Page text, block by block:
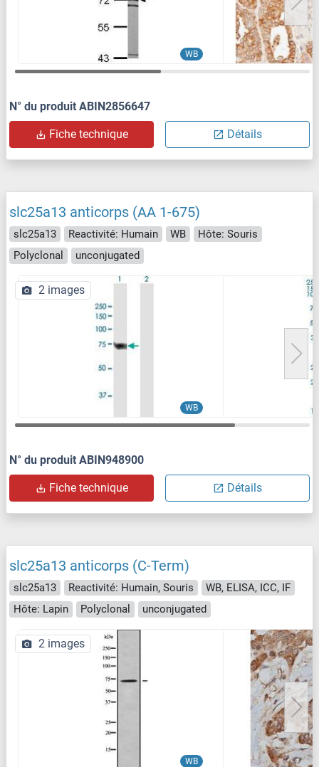
WB
N° du produit ABIN2856647
Fiche technique Détails
slc25a13 anticorps (AA 1-675)
slc25a13 Reactivité: Humain WB
Hôte: Souris
Polyclonal
unconjugated
WB
2 images
N° du produit ABIN948900
Fiche technique Détails
slc25a13 anticorps (C-Term)
slc25a13 Reactivité: Humain, Souris
WB, ELISA, ICC, IF
Hôte: Lapin
Polyclonal unconjugated
WB
2 images